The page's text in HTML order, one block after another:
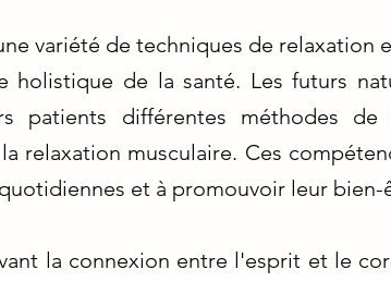
variété de techniques de relaxation
de la santé. Les futurs
patients différentes méthodes
relaxation musculaire. Ces
et à promouvoir leur
la connexion entre l'esprit et le